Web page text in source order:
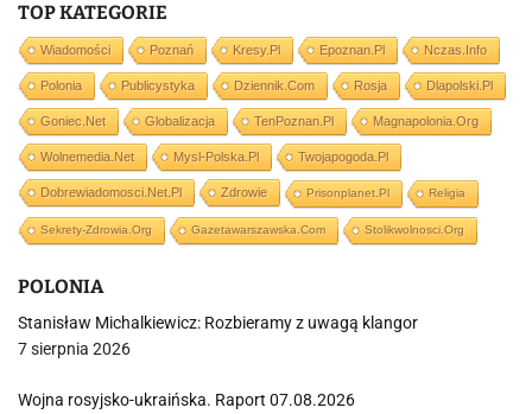
TOP KATEGORIE
Wiadomości Poznań Kresy.pl Epoznan.pl Nczas.info
Polonia Publicystyka Dziennik.com Rosja Dlapolski.pl
Goniec.net Globalizacja TenPoznan.pl Magnapolonia.org
Wolnemedia.net Mysl-Polska.pl Twojapogoda.pl
Dobrewiadomosci.net.pl Zdrowie Prisonplanet.pl Religia
Sekrety-Zdrowia.org Gazetawarszawska.com Stolikwolnosci.org
POLONIA
Stanisław Michalkiewicz: Rozbieramy z uwagą klangor
7 sierpnia 2026
Wojna rosyjsko-ukraińska. Raport 07.08.2026